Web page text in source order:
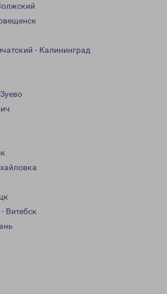
- Калининград
Витебск